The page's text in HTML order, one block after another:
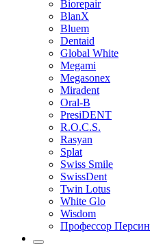
Biorepair
BlanX
Bluem
Dentaid
Global White
Megami
Megasonex
Miradent
Oral-B
PresiDENT
R.O.C.S.
Rasyan
Splat
Swiss Smile
SwissDent
Twin Lotus
White Glo
Wisdom
Профессор Персин